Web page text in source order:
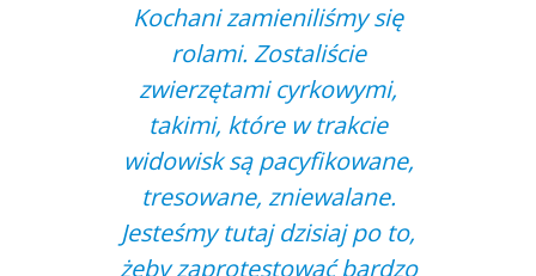
Kochani zamieniliśmy się
rolami. Zostaliście
zwierzętami cyrkowymi,
takimi, które w trakcie
widowisk są pacyfikowane,
tresowane, zniewalane.
Jesteśmy tutaj dzisiaj po to,
żeby zaprotestować bardzo